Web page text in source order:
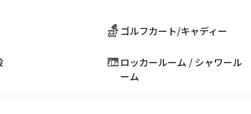
ゴルフカート/キャディー
ロッカールーム / シャワール
ーム